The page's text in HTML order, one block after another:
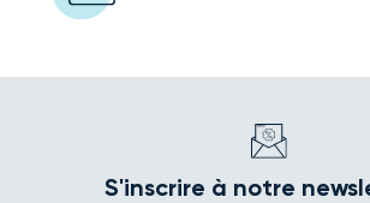
S'inscrire à notre